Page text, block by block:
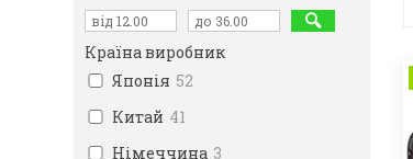
Країна виробник
Японія 52
Китай 41
Німеччина 3